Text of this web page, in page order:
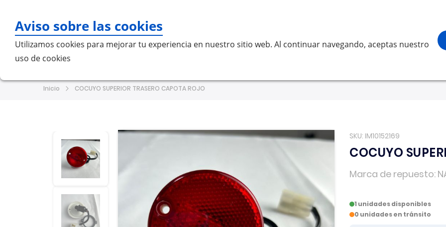
Aviso sobre las cookies
Utilizamos cookies para mejorar tu experiencia en nuestro sitio web. Al continuar navegando, aceptas nuestro
uso de cookies
Buscar
Inicio COCUYO SUPERIOR TRASERO CAPOTA ROJO
SKU IM10152169
COCUYO
Marca de repuesto
1 unidades disponibles
0 unidades en tránsito
galería
imágenes
comienzo
galería
imágenes